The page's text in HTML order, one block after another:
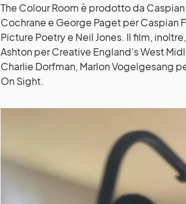
The Colour Room è prodotto da
Cochrane e George Paget per Caspian
Picture Poetry e Neil Jones. Il film,
Ashton per Creative England’s West
Charlie Dorfman, Marlon Vogelgesang
On Sight.